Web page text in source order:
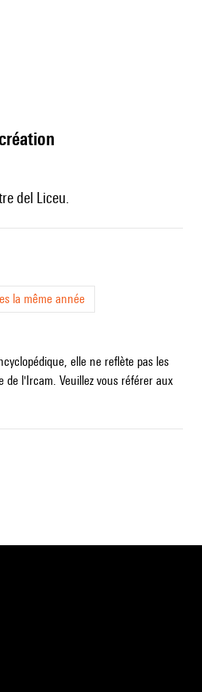
del Liceu.
la même année
elle ne reflète pas les
de l'Ircam. Veuillez vous référer aux